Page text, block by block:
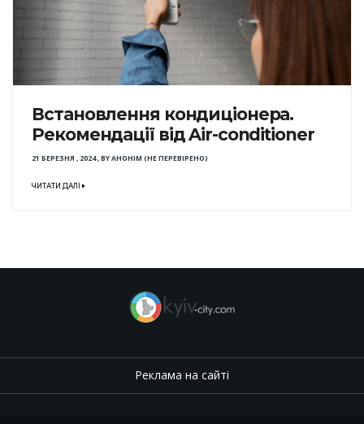
Встановлення кондиціонера.
Рекомендації від Air-conditioner
21 БЕРЕЗНЯ , 2024,BYАНОНІМ (НЕ ПЕРЕВІРЕНО)
ЧИТАТИ ДАЛІ
Реклама на сайті